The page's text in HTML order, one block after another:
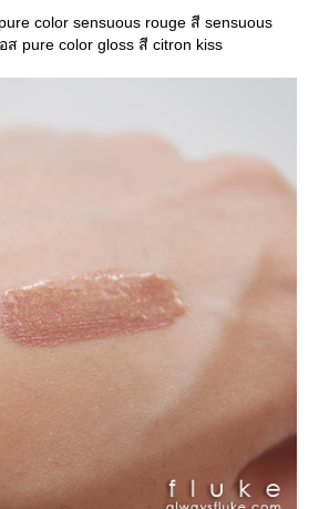
color sensuous rouge สี sensuous
pure color gloss สี citron kiss